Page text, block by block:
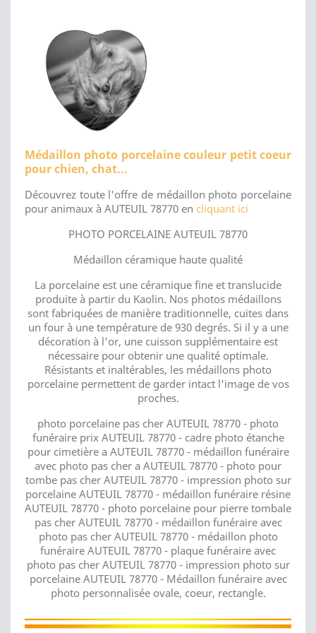
Médaillon photo porcelaine couleur petit coeur
pour chien, chat...
Découvrez toute l'offre de médaillon photo porcelaine
pour animaux à AUTEUIL 78770 en cliquant ici
PHOTO PORCELAINE AUTEUIL 78770
Médaillon céramique haute qualité
La porcelaine est une céramique fine et translucide
produite à partir du Kaolin. Nos photos médaillons
sont fabriquées de manière traditionnelle, cuites dans
un four à une température de 930 degrés. Si il y a une
décoration à l'or, une cuisson supplémentaire est
nécessaire pour obtenir une qualité optimale.
Résistants et inaltérables, les médaillons photo
porcelaine permettent de garder intact l'image de vos
proches.
photo porcelaine pas cher AUTEUIL 78770 - photo
funéraire prix AUTEUIL 78770 - cadre photo étanche
pour cimetière a AUTEUIL 78770 - médaillon funéraire
avec photo pas cher a AUTEUIL 78770 - photo pour
tombe pas cher AUTEUIL 78770 - impression photo sur
porcelaine AUTEUIL 78770 - médaillon funéraire résine
AUTEUIL 78770 - photo porcelaine pour pierre tombale
pas cher AUTEUIL 78770 - médaillon funéraire avec
photo pas cher AUTEUIL 78770 - médaillon photo
funéraire AUTEUIL 78770 - plaque funéraire avec
photo pas cher AUTEUIL 78770 - impression photo sur
porcelaine AUTEUIL 78770 - Médaillon funéraire avec
photo personnalisée ovale, coeur, rectangle.